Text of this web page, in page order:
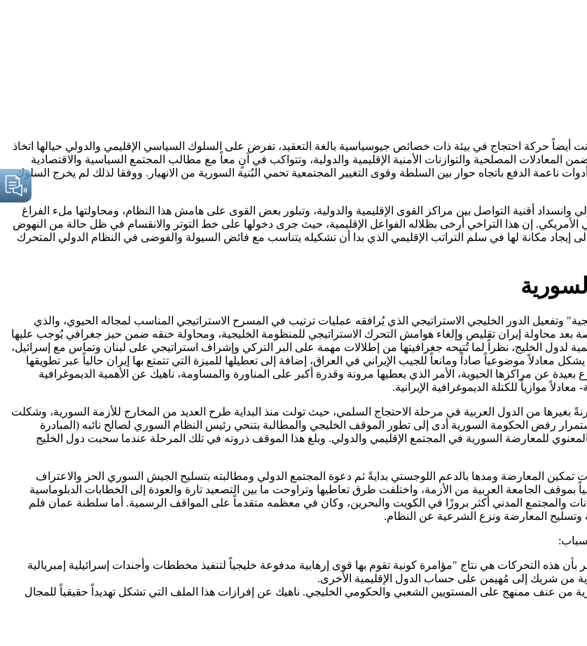
أيضاً حركة احتجاج في بيئة ذات خصائص جيوسياسية بالغة التعقيد، تفرض على السلوك السياسي الإقليمي والدولي حيالها اتخاذ
المصلحية والتوازنات الأمنية الإقليمية والدولية، وتتواكب في آنٍ معاً مع مطالب المجتمع السياسية والاقتصادية
أدوات ناعمة الدفع باتجاه حوار بين السلطة وقوى التغيير المجتمعية تحمي البُنية السورية من الانهيار. ووفقا لذلك لم يخرج السلوك
أقنية التواصل بين مراكز القوى الإقليمية والدولية، وتبلور بعض القوى على هامش هذا النظام، ومحاولتها ملء الفراغ
الأمريكي. إن هذا التراخي أرخى بظلاله الفواعل الإقليمية، حيث جرى دخولها على خط التوتر والانقسام في ظل حالة من النهوض
مكانة لها في سلم التراتب الإقليمي الذي بدا أن تشكيله يتناسب مع فائض السيولة والفوضى في النظام الدولي المتحرك
وتفعيل الدور الخليجي الاستراتيجي الذي يُرافقه عمليات ترتيب في المسرح الاستراتيجي المناسب لمجاله الحيوي، والذي
محاولة إيران تقليص وإلغاء هوامش التحرك الاستراتيجي للمنظومة الخليجية، ومحاولة خنقه ضمن حيز جغرافي يُوجب عليها
لدول الخليج، نظراً لما تُتيحه جغرافيتها من إطلالات مهمة على البر التركي وإشراف استراتيجي على لبنان وتماس مع إسرائيل،
موضوعياً صاداً ومانعاً للجيب الإيراني في العراق، إضافة إلى تعطيلها للميزة التي تتمتع بها إيران حالياً عبر تطويقها
عن مراكزها الحيوية، الأمر الذي يعطيها مرونة وقدرة أكبر على المناورة والمساومة، ناهيك عن الأهمية الديموغرافية
موازياً للكتلة الديموغرافية الإيرانية.
بغيرها من الدول العربية في مرحلة الاحتجاج السلمي، حيث تولت منذ البداية طرح العديد من المخارج للأزمة السورية، وشكلت
استمرار رفض الحكومة السورية أدى إلى تطور الموقف الخليجي والمطالبة بتنحي رئيس النظام السوري لصالح نائبه (المبادرة
للمعارضة السورية في المجتمع الإقليمي والدولي. وبلغ هذا الموقف ذروته في تلك المرحلة عندما سحبت دول الخليج
المعارضة ومدها بالدعم اللوجستي بدايةً ثم دعوة المجتمع الدولي ومطالبته بتسليح الجيش السوري الحر والاعتراف
الجامعة العربية من الأزمة، واختلفت طرق تعاطيها وتراوحت ما بين التصعيد تارة والعودة إلى الخطابات الدبلوماسية
والمجتمع المدني أكثر بروزًا في الكويت والبحرين، وكان في معظمه متقدماً على المواقف الرسمية. أما سلطنة عمان فلم
وتسليح المعارضة ونزع الشرعية عن النظام.
هذه التحركات هي نتاج "مؤامرة كونية تقوم بها قوى إرهابية مدفوعة خليجياً لتنفيذ مخططات وأجندات إسرائيلية إمبريالية
من شريك إلى مُهيمن على حساب الدول الإقليمية الأخرى.
عنف ممنهج على المستويين الشعبي والحكومي الخليجي. ناهيك عن إفرازات هذا الملف التي تشكل تهديداً حقيقياً للمجال